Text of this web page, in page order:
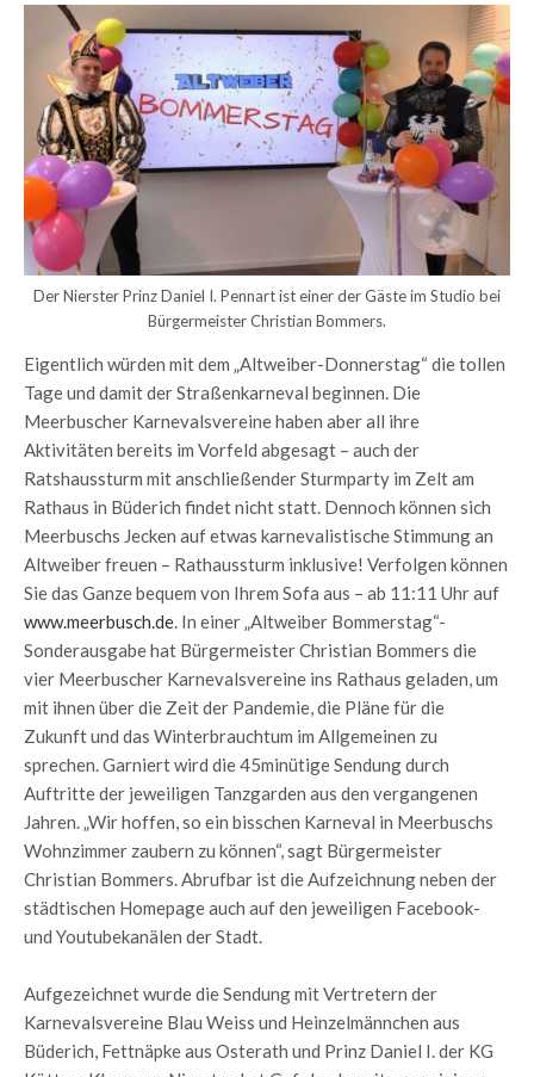
Der Nierster Prinz Daniel I. Pennart ist einer der Gäste im Studio bei
Bürgermeister Christian Bommers.
Eigentlich würden mit dem „Altweiber-Donnerstag“ die tollen
Tage und damit der Straßenkarneval beginnen. Die
Meerbuscher Karnevalsvereine haben aber all ihre
Aktivitäten bereits im Vorfeld abgesagt – auch der
Ratshaussturm mit anschließender Sturmparty im Zelt am
Rathaus in Büderich findet nicht statt. Dennoch können sich
Meerbuschs Jecken auf etwas karnevalistische Stimmung an
Altweiber freuen – Rathaussturm inklusive! Verfolgen können
Sie das Ganze bequem von Ihrem Sofa aus – ab 11:11 Uhr auf
www.meerbusch.de . In einer „Altweiber Bommerstag“-
Sonderausgabe hat Bürgermeister Christian Bommers die
vier Meerbuscher Karnevalsvereine ins Rathaus geladen, um
mit ihnen über die Zeit der Pandemie, die Pläne für die
Zukunft und das Winterbrauchtum im Allgemeinen zu
sprechen. Garniert wird die 45minütige Sendung durch
Auftritte der jeweiligen Tanzgarden aus den vergangenen
Jahren. „Wir hoffen, so ein bisschen Karneval in Meerbuschs
Wohnzimmer zaubern zu können“, sagt Bürgermeister
Christian Bommers. Abrufbar ist die Aufzeichnung neben der
städtischen Homepage auch auf den jeweiligen Facebook-
und Youtubekanälen der Stadt.
Aufgezeichnet wurde die Sendung mit Vertretern der
Karnevalsvereine Blau Weiss und Heinzelmännchen aus
Büderich, Fettnäpke aus Osterath und Prinz Daniel I. der KG